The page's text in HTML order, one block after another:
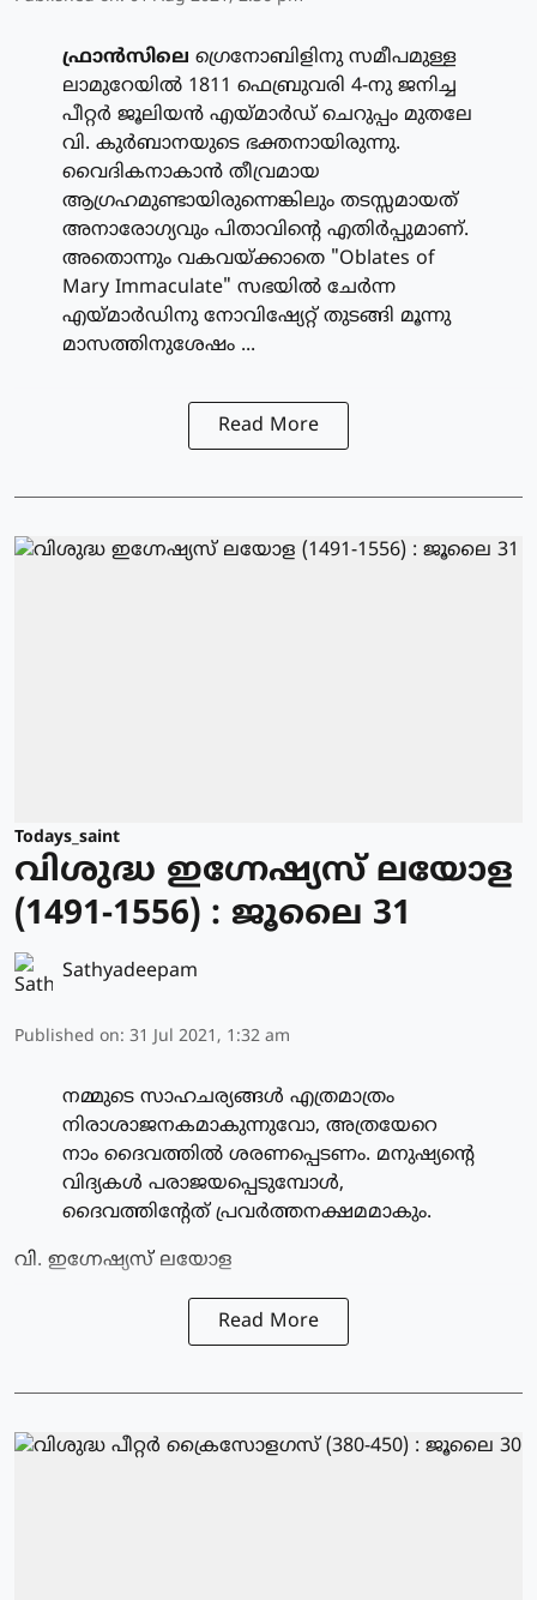
ഫ്രാന്‍സിലെ ഗ്രെനോബിളിനു സമീപമുള്ള
ലാമുറേയില്‍ 1811 ഫെബ്രുവരി 4-നു ജനിച്ച
പീറ്റര്‍ ജൂലിയന്‍ എയ്മാര്‍ഡ് ചെറുപ്പം മുതലേ
വി. കുര്‍ബാനയുടെ ഭക്തനായിരുന്നു.
വൈദികനാകാന്‍ തീവ്രമായ
ആഗ്രഹമുണ്ടായിരുന്നെങ്കിലും തടസ്സമായത്
അനാരോഗ്യവും പിതാവിന്റെ എതിര്‍പ്പുമാണ്.
അതൊന്നും വകവയ്ക്കാതെ "Oblates of
Mary Immaculate" സഭയില്‍ ചേര്‍ന്ന
എയ്മാര്‍ഡിനു നോവിഷ്യേറ്റ് തുടങ്ങി മൂന്നു
മാസത്തിനുശേഷം ...
Read More
Todays_saint
വിശുദ്ധ ഇഗ്നേഷ്യസ് ലയോള
(1491-1556) : ജൂലൈ 31
Sathyadeepam
Published on: 31 Jul 2021, 1:32 am
നമ്മുടെ സാഹചര്യങ്ങള്‍ എത്രമാത്രം
നിരാശാജനകമാകുന്നുവോ, അത്രയേറെ
നാം ദൈവത്തില്‍ ശരണപ്പെടണം. മനുഷ്യന്റെ
വിദ്യകള്‍ പരാജയപ്പെടുമ്പോള്‍,
ദൈവത്തിന്റേത് പ്രവര്‍ത്തനക്ഷമമാകും.
വി. ഇഗ്നേഷ്യസ് ലയോള
Read More